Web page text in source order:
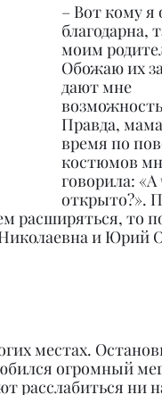
– Вот кому я
благодарна,
моим
Обожаю их
дают мне
Правда,
время по
костюмов
говорила: «А
открыто?».
расширяться, то
и Юрий
местах.
огромный
расслабиться ни